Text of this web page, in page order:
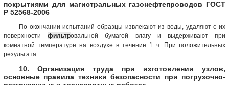
покрытиями для магистральных газонефтепроводов ГОСТ
Р 52568-2006
По окончании испытаний образцы извлекают из воды, удаляют с их
поверхностифильтровальной бумагой влагу и выдерживают при
комнатной температуре на воздухе в течение 1 ч. При положительных
результата...
10. Организация труда при изготовлении узлов,
основные правила техники безопасности при погрузочно-